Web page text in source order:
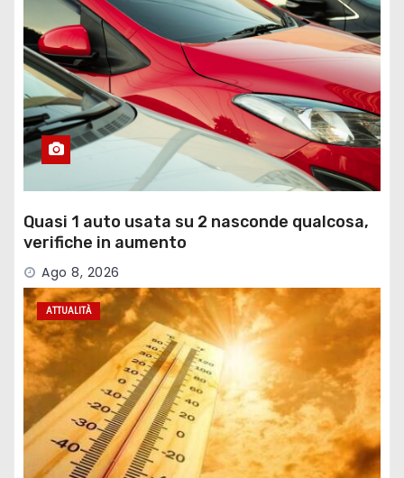
Quasi 1 auto usata su 2 nasconde qualcosa,
verifiche in aumento
Ago 8, 2026
ATTUALITÀ